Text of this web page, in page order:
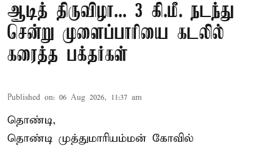
ஆடித் திருவிழா... 3 கி.மீ. நடந்து
சென்று முளைப்பாரியை கடலில்
கரைத்த பக்தர்கள்
Published on: 06 Aug 2026, 11:37 am
தொண்டி,
தொண்டி முத்துமாரியம்மன் கோவில்